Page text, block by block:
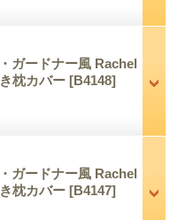
ガードナー風 Rachel
枕カバー [B4148]
ガードナー風 Rachel
枕カバー [B4147]